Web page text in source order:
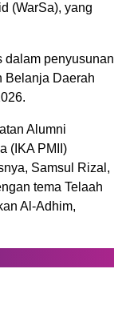
(WarSa), yang
dalam penyusunan
Belanja Daerah
Alumni
(IKA PMII)
Samsul Rizal,
tema Telaah
Al-Adhim,